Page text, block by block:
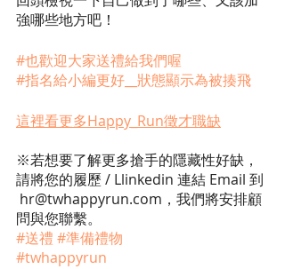
強哪些地方吧！
#也歡迎大家送禮給我們喔
#指名給小編更好__狀態顯示為被揍飛
這裡看更多Happy_Run徵才職缺
※若想要了解更多搶手的隱藏性好缺，
請將您的履歷 / Llinkedin 連結 Email 到
hr@twhappyrun.com，我們將安排顧
問與您聯繫。
#送禮 #準備禮物
#twhappyrun